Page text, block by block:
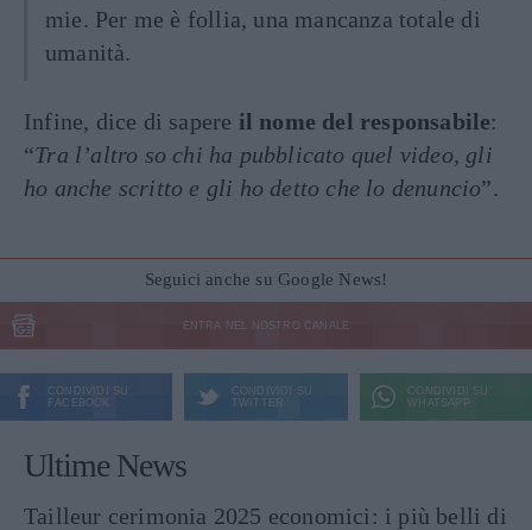
mie. Per me è follia, una mancanza totale di
umanità.
Infine, dice di sapere il nome del responsabile:
“Tra l’altro so chi ha pubblicato quel video, gli
ho anche scritto e gli ho detto che lo denuncio”.
Seguici anche su Google News!
ENTRA NEL NOSTRO CANALE
CONDIVIDI SU
FACEBOOK
CONDIVIDI SU
TWITTER
CONDIVIDI SU
WHATSAPP
Ultime News
Tailleur cerimonia 2025 economici: i più belli di